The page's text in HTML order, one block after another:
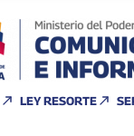
LEY RESORTE